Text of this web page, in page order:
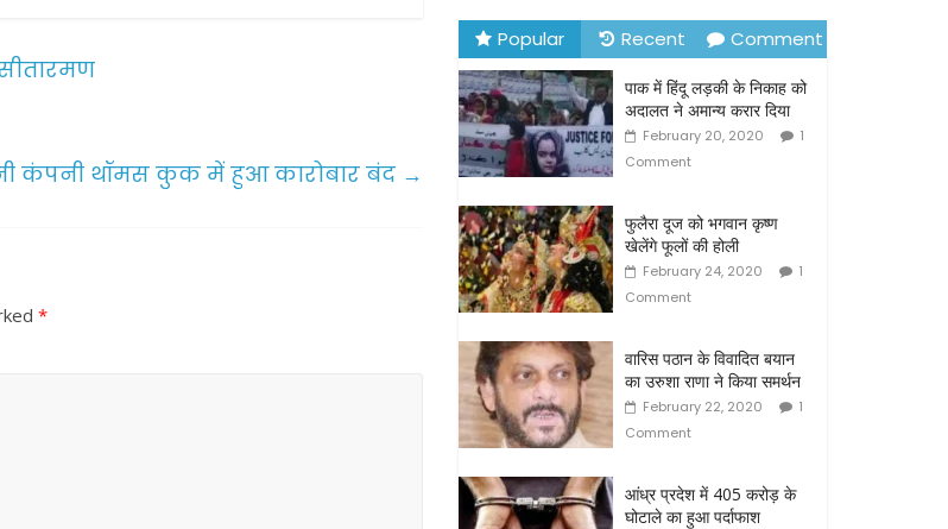
कंपनी थॉमस कुक में हुआ कारोबार बंद →
*
Popular Recent Comment
पाक में हिंदू लड़की के निकाह को
अदालत ने अमान्य करार दिया
February 20, 2020
1
Comment
फुलैरा दूज को भगवान कृष्ण
खेलेंगे फूलों की होली
February 24, 2020
1
Comment
वारिस पठान के विवादित बयान
का उरुशा राणा ने किया समर्थन
February 22, 2020
1
Comment
आंध्र प्रदेश में 405 करोड़ के
घोटाले का हुआ पर्दाफाश